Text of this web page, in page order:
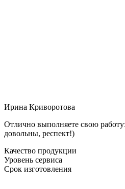
Ирина Криворотова
Отлично выполняете свою
довольны, респект!)
Качество продукции
Уровень сервиса
Срок изготовления